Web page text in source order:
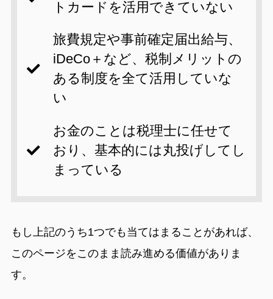
トカードを活用できていない
旅費規定や事前確定届出給与、
iDeCo＋など、税制メリットの
ある制度を全て活用していな
い
お金のことは税理士に任せて
おり、基本的には丸投げしてし
まっている
もし上記のうち1つでも当てはまることがあれば、
このページをこのまま読み進める価値がありま
す。